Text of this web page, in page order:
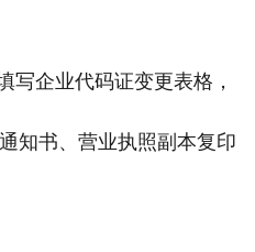
写企业代码证变更表格，
知书、营业执照副本复印